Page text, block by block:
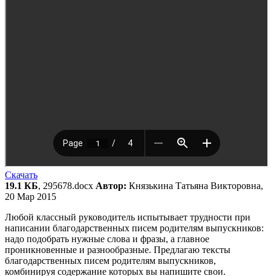
Скачать
19.1 КБ, 295678.docx Автор: Князькина Татьяна Викторовна,
20 Мар 2015
Любой классный руководитель испытывает трудности при
написании благодарственных писем родителям выпускников:
надо подобрать нужные слова и фразы, а главное
проникновенные и разнообразные. Предлагаю тексты
благодарственных писем родителям выпускников,
комбинируя содержание которых вы напишите свои.